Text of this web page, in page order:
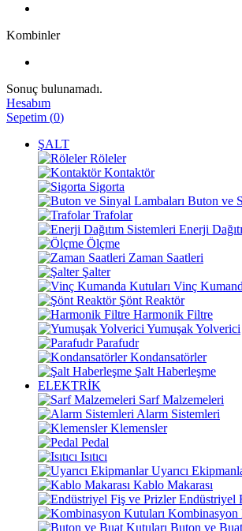
Kombinler
Sonuç bulunamadı.
Hesabım
Sepetim (0)
ŞALT
Röleler
Kontaktör
Sigorta
Buton ve
Trafolar
Enerji
Ölçme
Zaman Saatleri
Şalter
Vinç
Şönt Reaktör
Harmonik Filtre
Yumuşak Yolverici
Parafudr
Kondansatörler
Şalt Haberleşme
ELEKTRİK
Sarf Malzemeleri
Alarm Sistemleri
Klemensler
Pedal
Isıtıcı
Uyarıcı
Kablo Makarası
Endüstriyel
Kombinasyon
Buton ve